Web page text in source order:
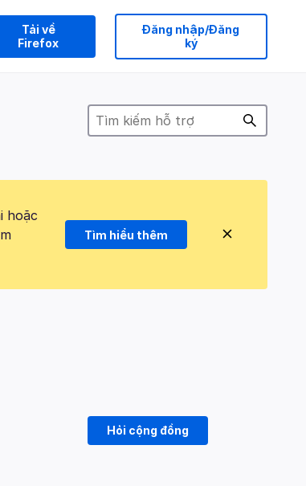
Tải về
Firefox
Đăng nhập/Đăng
ký
hoặc
Tìm hiểu thêm
Hỏi cộng đồng